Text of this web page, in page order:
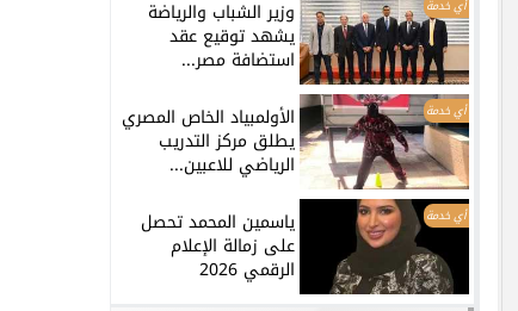
أي خدمة وزير الشباب والرياضة
يشهد توقيع عقد
استضافة مصر...
أي خدمة الأولمبياد الخاص المصري
يطلق مركز التدريب
الرياضي للاعبين...
أي خدمة ياسمين المحمد تحصل
على زمالة الإعلام
الرقمي 2026